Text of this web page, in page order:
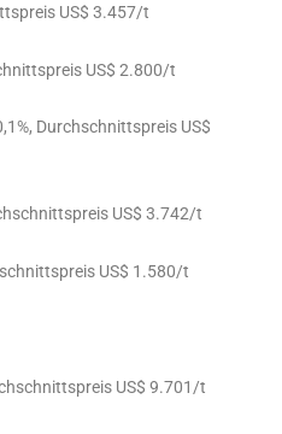
US$ 3.457/t
US$ 2.800/t
Durchschnittspreis US$
US$ 3.742/t
US$ 1.580/t
US$ 9.701/t